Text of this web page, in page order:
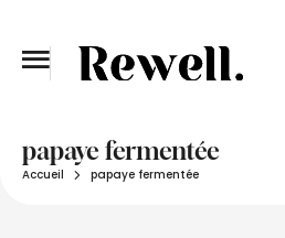
papaye fermentée
Accueil papaye fermentée